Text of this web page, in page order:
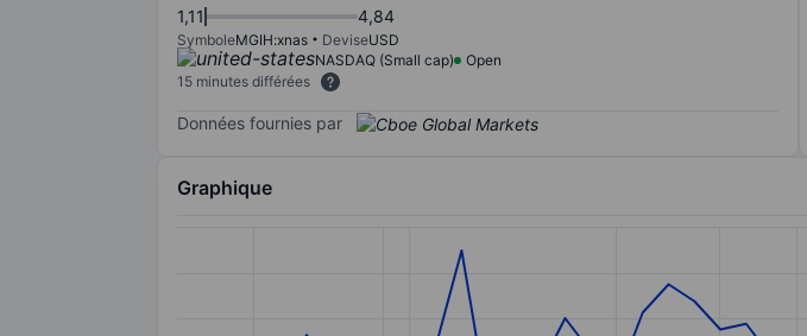
1,11 4,84
SymboleMGIH:xnas DeviseUSD
NASDAQ (Small cap)
Open
15 minutes différées
Données fournies par
Graphique
Line chart with 48 data points.
The chart has 1 X axis displaying categories.